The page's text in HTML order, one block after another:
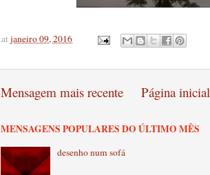
atjaneiro 09, 2016
Mensagem mais recente Página inicial
MENSAGENS POPULARES DO ÚLTIMO MÊS
desenho num sofá